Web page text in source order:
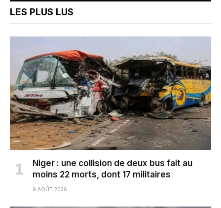
LES PLUS LUS
Niger : une collision de deux bus fait au
moins 22 morts, dont 17 militaires
9 AOÛT 2026